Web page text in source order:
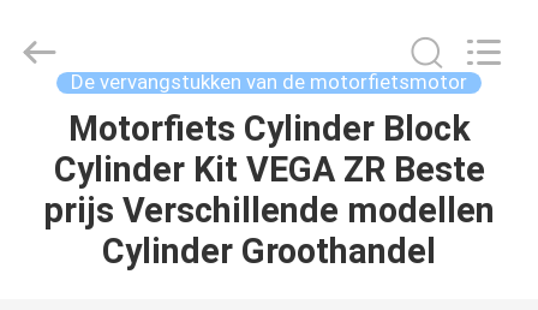
THUIS
PRODUCTEN
Spare
Parts
De vervangstukken van de motorfietsmotor
Motorfiets Cylinder Block
Cylinder Kit VEGA ZR Beste
prijs Verschillende modellen
Cylinder Groothandel